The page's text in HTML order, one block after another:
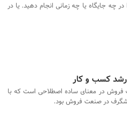
چه جایگاه یا چه زمانی انجام دهید. یا در
کسب و کار
در معنای ساده اصطلاحی است که با
شگرف در صنعت فروش بود.